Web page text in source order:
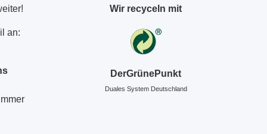
an:
Wir recyceln mit
DerGrünePunkt
Duales System Deutschland